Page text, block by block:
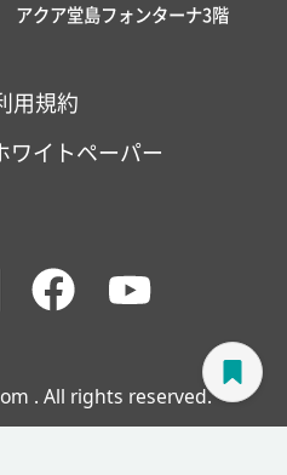
アクア堂島フォンターナ3階
用規約
ワイトペーパー
. All rights reserved.